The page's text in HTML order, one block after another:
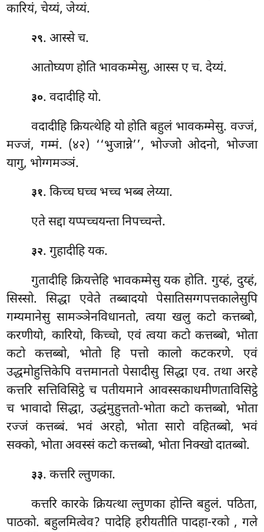
कारियं, चेय्यं, जेय्यं.
२९. आस्से च.
आतोघ्यण होति भावकम्मेसु, आस्स ए च. देय्यं.
३०. वदादीहि यो.
वदादीहिक्रियत्थेहि यो होति बहुलं भावकम्मेसु. वज्जं,
मज्जं, गम्मं. (४२) ‘‘भुजान्ने’’, भोज्जो ओदनो, भोज्जा
यागु, भोग्गमञ्ञं.
३१. किच्च घच्च भच्च भब्ब लेय्या.
एते सद्दा यप्पच्चयन्ता निपच्चन्ते.
३२. गुहादीहि यक.
गुतादीहि क्रियत्तेहि भावकम्मेसु यक होति. गुय्हं, दुय्हं,
सिस्सो. सिद्धा एवेते तब्बादयो पेसातिसग्गपत्तकालेसुपि
गम्यमानेसु सामञ्ञेनविधानतो, त्वया खलु कटो कत्तब्बो,
करणीयो, कारियो, किच्चो, एवं त्वया कटो कत्तब्बो, भोता
कटो कत्तब्बो, भोतो हि पत्तो कालो कटकरणे. एवं
उद्धमोहुत्तिकेपि वत्तमानतो पेसादीसु सिद्धा एव. तथा अरहे
कत्तरि सत्तिविसिट्ठे च पतीयमाने आवस्सकाधमीणताविसिट्ठे
च भावादो सिद्धा, उद्धंमुहुत्ततो-भोता कटो कत्तब्बो, भोता
रज्जं कत्तब्बं. भवं अरहो, भोता सारो वहितब्बो, भवं
सक्को, भोता अवस्सं कटो कत्तब्बो, भोता निक्खो दातब्बो.
३३. कत्तरि ल्तुणका.
कत्तरि कारके क्रियत्था ल्तुणका होन्ति बहुलं. पठिता,
पाठको. बहुलमित्वेव? पादेहि हरीयतीति पादहा-रको , गले